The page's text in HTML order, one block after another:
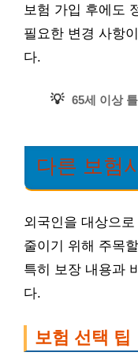
보험 가입 후에도
필요한 변경 사항
다.
💡 65세 이상
다른 보험
외국인을 대상으
줄이기 위해 주목
특히 보장 내용과
다.
보험 선택 팁